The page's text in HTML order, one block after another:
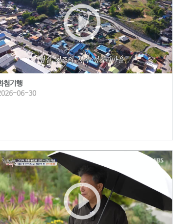
play_circle_outline
첩기행
06-30
play_circle_outline